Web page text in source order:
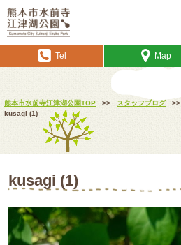
Tel Map
熊本市水前寺江津湖公園TOP >> スタッフブログ >>
kusagi (1)
kusagi (1)